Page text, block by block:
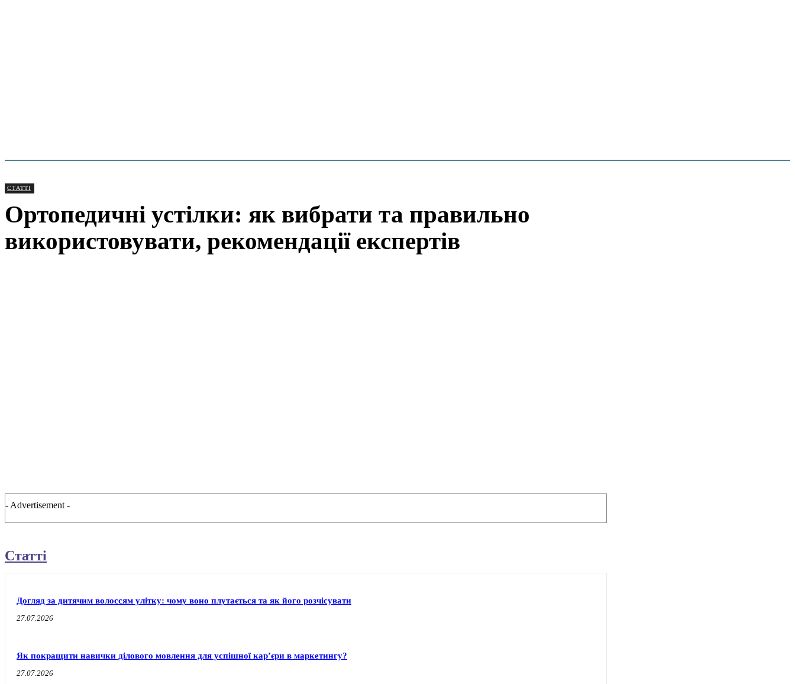
СТАТТІ
Ортопедичні устілки: як вибрати та правильно
використовувати, рекомендації експертів
- Advertisement -
Статті
Догляд за дитячим волоссям улітку: чому воно плутається та як його розчісувати
27.07.2026
Як покращити навички ділового мовлення для успішної кар’єри в маркетингу?
27.07.2026